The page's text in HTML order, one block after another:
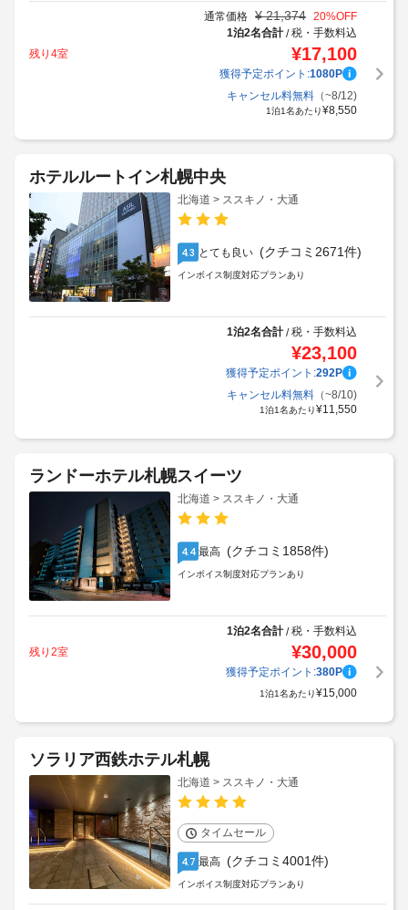
通常価格 ¥ 21,374 20%OFF
1泊2名合計/税・手数料込
残り4室
¥17,100
獲得予定ポイント:1080P
キャンセル料無料（~8/12)
1泊1名あたり¥8,550
ホテルルートイン札幌中央
北海道 > ススキノ・大通
4.3 とても良い (クチコミ2671件)
インボイス制度対応プランあり
1泊2名合計/税・手数料込
¥23,100
獲得予定ポイント:292P
キャンセル料無料（~8/10)
1泊1名あたり¥11,550
ランドーホテル札幌スイーツ
北海道 > ススキノ・大通
4.4 最高 (クチコミ1858件)
インボイス制度対応プランあり
1泊2名合計/税・手数料込
残り2室
¥30,000
獲得予定ポイント:380P
1泊1名あたり¥15,000
ソラリア西鉄ホテル札幌
北海道 > ススキノ・大通
タイムセール
4.7 最高 (クチコミ4001件)
インボイス制度対応プランあり